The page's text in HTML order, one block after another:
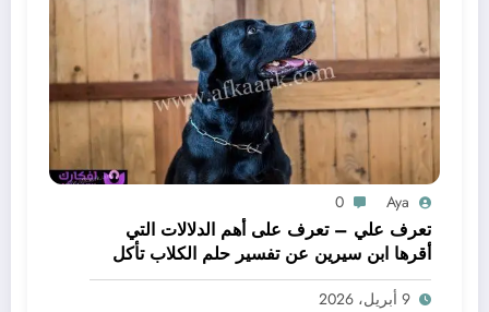
Aya
0
تعرف علي – تعرف على أهم الدلالات التي
أقرها ابن سيرين عن تفسير حلم الكلاب تأكل
لحم – بالتفصيل
9 أبريل، 2026